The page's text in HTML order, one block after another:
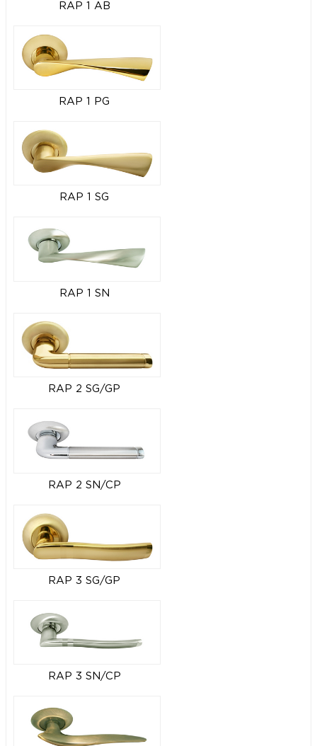
RAP 1 AB
RAP 1 PG
RAP 1 SG
RAP 1 SN
RAP 2 SG/GP
RAP 2 SN/CP
RAP 3 SG/GP
RAP 3 SN/CP